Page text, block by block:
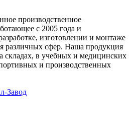
производственное
с 2005 года и
изготовлении и монтаже
различных сфер. Наша продукция
складах, в учебных и медицинских
и производственных
Завод